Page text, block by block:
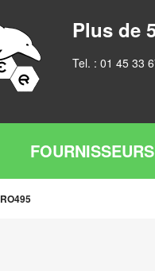
Plus de
Tel. : 01 45 33
FOURNISSEURS
RO495